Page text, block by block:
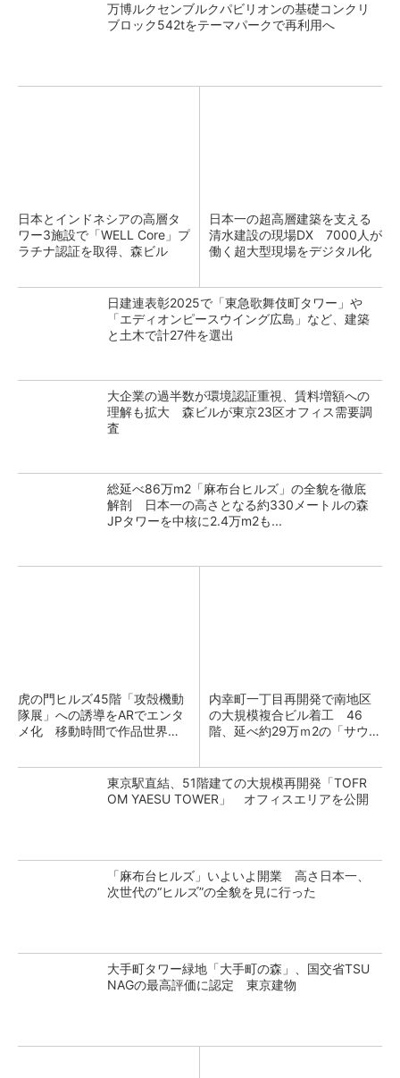
万博ルクセンブルクパビリオンの基礎コンクリ
ブロック542tをテーマパークで再利用へ
日本とインドネシアの高層タ
ワー3施設で「WELL Core」プ
ラチナ認証を取得、森ビル
日本一の超高層建築を支える
清水建設の現場DX 7000人が
働く超大型現場をデジタル化
日建連表彰2025で「東急歌舞伎町タワー」や
「エディオンピースウイング広島」など、建築
と土木で計27件を選出
大企業の過半数が環境認証重視、賃料増額への
理解も拡大 森ビルが東京23区オフィス需要調
査
総延べ86万m2「麻布台ヒルズ」の全貌を徹底
解剖 日本一の高さとなる約330メートルの森
JPタワーを中核に2.4万m2も...
虎の門ヒルズ45階「攻殻機動
隊展」への誘導をARでエンタ
メ化 移動時間で作品世界へ
内幸町一丁目再開発で南地区
の大規模複合ビル着工 46
階、延べ約29万ｍ2の「サウス
東京駅直結、51階建ての大規模再開発「TOFR
OM YAESU TOWER」 オフィスエリアを公開
「麻布台ヒルズ」いよいよ開業 高さ日本一、
次世代の“ヒルズ”の全貌を見に行った
大手町タワー緑地「大手町の森」、国交省TSU
NAGの最高評価に認定 東京建物